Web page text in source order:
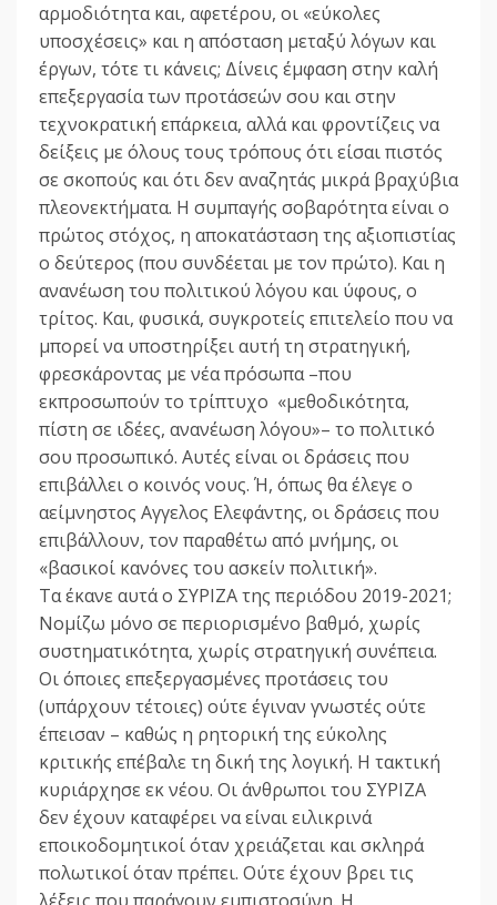
αρμοδιότητα και, αφετέρου, οι «εύκολες
υποσχέσεις» και η απόσταση μεταξύ λόγων και
έργων, τότε τι κάνεις; Δίνεις έμφαση στην καλή
επεξεργασία των προτάσεών σου και στην
τεχνοκρατική επάρκεια, αλλά και φροντίζεις να
δείξεις με όλους τους τρόπους ότι είσαι πιστός
σε σκοπούς και ότι δεν αναζητάς μικρά βραχύβια
πλεονεκτήματα. Η συμπαγής σοβαρότητα είναι ο
πρώτος στόχος, η αποκατάσταση της αξιοπιστίας
ο δεύτερος (που συνδέεται με τον πρώτο). Και η
ανανέωση του πολιτικού λόγου και ύφους, ο
τρίτος. Και, φυσικά, συγκροτείς επιτελείο που να
μπορεί να υποστηρίξει αυτή τη στρατηγική,
φρεσκάροντας με νέα πρόσωπα –που
εκπροσωπούν το τρίπτυχο «μεθοδικότητα,
πίστη σε ιδέες, ανανέωση λόγου»– το πολιτικό
σου προσωπικό. Αυτές είναι οι δράσεις που
επιβάλλει ο κοινός νους. Ή, όπως θα έλεγε ο
αείμνηστος Αγγελος Ελεφάντης, οι δράσεις που
επιβάλλουν, τον παραθέτω από μνήμης, οι
«βασικοί κανόνες του ασκείν πολιτική».
Τα έκανε αυτά ο ΣΥΡΙΖΑ της περιόδου 2019-2021;
Νομίζω μόνο σε περιορισμένο βαθμό, χωρίς
συστηματικότητα, χωρίς στρατηγική συνέπεια.
Οι όποιες επεξεργασμένες προτάσεις του
(υπάρχουν τέτοιες) ούτε έγιναν γνωστές ούτε
έπεισαν – καθώς η ρητορική της εύκολης
κριτικής επέβαλε τη δική της λογική. Η τακτική
κυριάρχησε εκ νέου. Οι άνθρωποι του ΣΥΡΙΖΑ
δεν έχουν καταφέρει να είναι ειλικρινά
εποικοδομητικοί όταν χρειάζεται και σκληρά
πολωτικοί όταν πρέπει. Ούτε έχουν βρει τις